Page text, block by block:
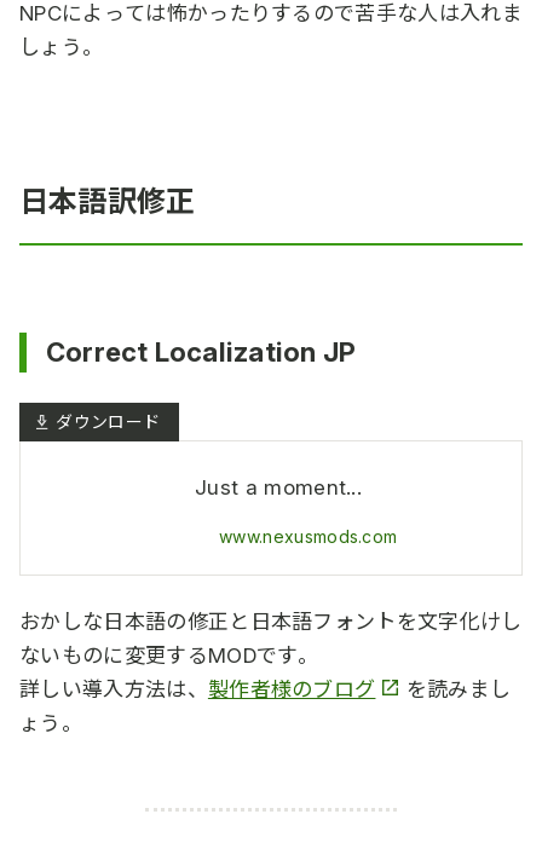
NPCによっては怖かったりするので苦手な人は入れま
しょう。
日本語訳修正
Correct Localization JP
Just a moment...
www.nexusmods.com
おかしな日本語の修正と日本語フォントを文字化けし
ないものに変更するMODです。
詳しい導入方法は、 製作者様のブログ
を読みまし
ょう。